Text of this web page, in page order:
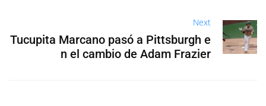
Next
Tucupita Marcano pasó a Pittsburgh e
n el cambio de Adam Frazier